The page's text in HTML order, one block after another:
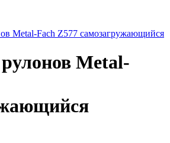
Metal-Fach Z577 самозагружающийся
Metal-